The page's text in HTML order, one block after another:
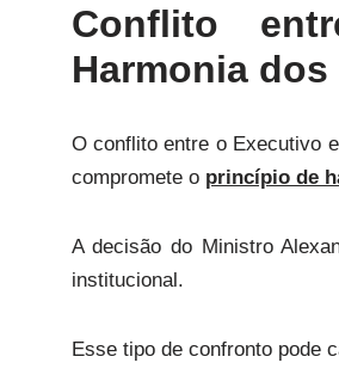
Conflito
Harmonia dos
O conflito entre o Executivo
compromete o princípio de
A decisão do Ministro
institucional.
Esse tipo de confronto pode